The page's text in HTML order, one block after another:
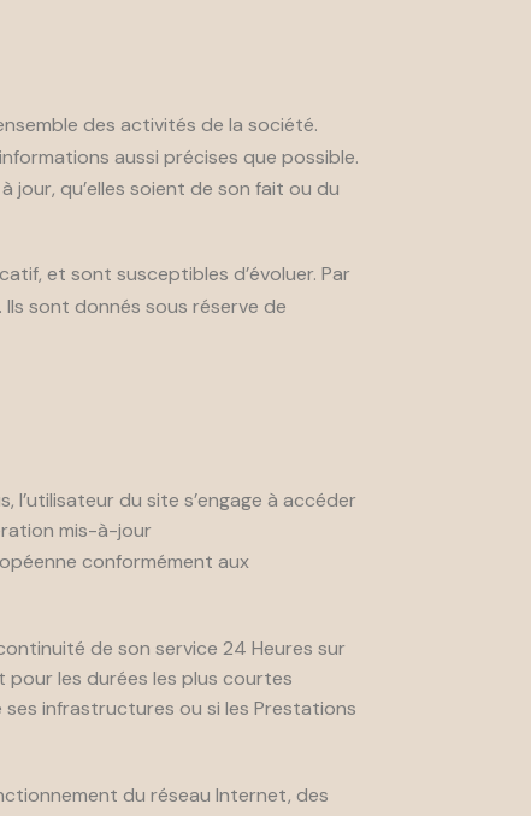
des activités de la société.
aussi précises que possible.
qu’elles soient de son fait ou du
et sont susceptibles d’évoluer. Par
sont donnés sous réserve de
l’utilisateur du site s’engage à accéder
mis-à-jour
conformément aux
de son service 24 Heures sur
pour les durées les plus courtes
infrastructures ou si les Prestations
du réseau Internet, des